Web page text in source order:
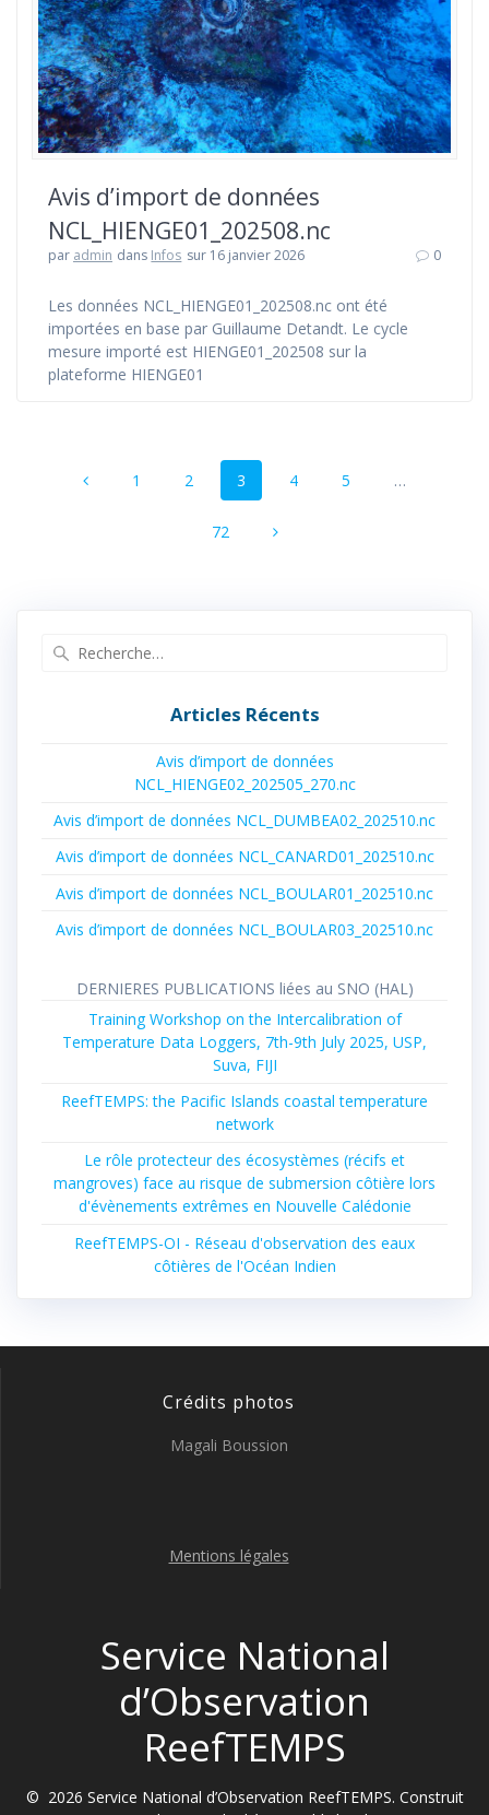
Avis d’import de données
NCL_HIENGE01_202508.nc
par admin dans Infos sur 16 janvier 2026 0
Les données NCL_HIENGE01_202508.nc ont été
importées en base par Guillaume Detandt. Le cycle
mesure importé est HIENGE01_202508 sur la
plateforme HIENGE01
articles
Page
1 Page
2 Page
3 Page
4 Page
5 …
Page
72
Articles Récents
Avis d’import de données
NCL_HIENGE02_202505_270.nc
Avis d’import de données NCL_DUMBEA02_202510.nc
Avis d’import de données NCL_CANARD01_202510.nc
Avis d’import de données NCL_BOULAR01_202510.nc
Avis d’import de données NCL_BOULAR03_202510.nc
DERNIERES PUBLICATIONS liées au SNO (HAL)
Training Workshop on the Intercalibration of
Temperature Data Loggers, 7th-9th July 2025, USP,
Suva, FIJI
ReefTEMPS: the Pacific Islands coastal temperature
network
Le rôle protecteur des écosystèmes (récifs et
mangroves) face au risque de submersion côtière lors
d'évènements extrêmes en Nouvelle Calédonie
ReefTEMPS-OI - Réseau d'observation des eaux
côtières de l'Océan Indien
Crédits photos
Magali Boussion
Mentions légales
Service National
d’Observation
ReefTEMPS
© 2026 Service National d’Observation ReefTEMPS. Construit